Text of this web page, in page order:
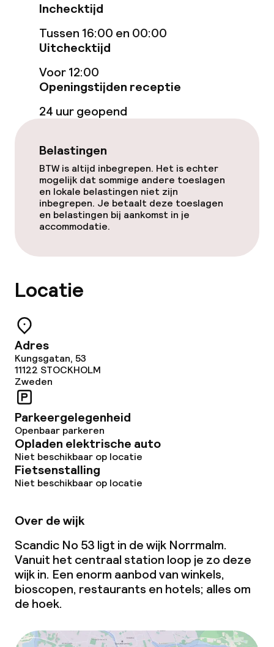
Diner à la carte
Vroeg ontbijt
Dieetopties
Vegetarische opties
Schoonmaakvoorzieningen
Wasservice
Vergaderruimte
Beleid
Overal rookvrij
Inchecktijd
Tussen 16:00 en 00:00
Uitchecktijd
Voor 12:00
Openingstijden receptie
24 uur geopend
Belastingen
BTW is altijd inbegrepen. Het is echter
mogelijk dat sommige andere toeslagen
en lokale belastingen niet zijn
inbegrepen. Je betaalt deze toeslagen
en belastingen bij aankomst in je
accommodatie.
Locatie
Adres
Kungsgatan, 53
11122 STOCKHOLM
Zweden
Parkeergelegenheid
Openbaar parkeren
Opladen elektrische auto
Niet beschikbaar op locatie
Fietsenstalling
Niet beschikbaar op locatie
Over de wijk
Scandic No 53 ligt in de wijk Norrmalm.
Vanuit het centraal station loop je zo deze
wijk in. Een enorm aanbod van winkels,
bioscopen, restaurants en hotels; alles om
de hoek.